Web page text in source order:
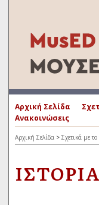
Αρχική Σελίδα
Ανακοινώσεις
Αρχική Σελίδα > Σχετικά με το